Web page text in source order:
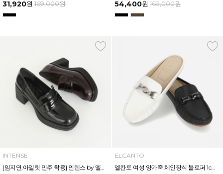
31,920원 169,000원 54,400원 169,000원
INTENSE
ELCANTO
엘칸토 여성 양가죽 체인장식 블로퍼 1cm LCWO28U513